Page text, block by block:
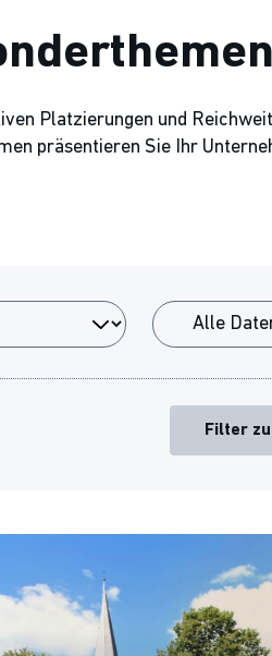
Platzierungen und
präsentieren Sie Ihr
Filter